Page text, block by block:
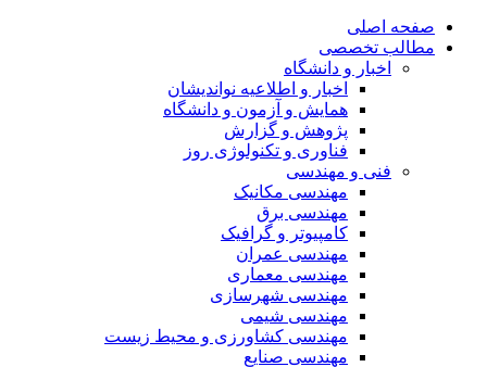
صفحه اصلی
مطالب تخصصی
اخبار و دانشگاه
اخبار و اطلاعیه نواندیشان
همایش و آزمون و دانشگاه
پژوهش و گزارش
فناوری و تکنولوژی روز
فنی و مهندسی
مهندسی مکانیک
مهندسی برق
کامپیوتر و گرافیک
مهندسی عمران
مهندسی معماری
مهندسی شهرسازی
مهندسی شیمی
مهندسی کشاورزی و محیط زیست
مهندسی صنایع